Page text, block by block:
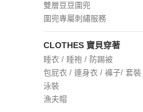
雙層豆豆圍兜
圍兜專屬刺繡服務
CLOTHES 寶貝穿著
睡衣 / 睡袍 / 防踢被
包屁衣 / 連身衣 / 褲子/ 套裝
泳裝
漁夫帽